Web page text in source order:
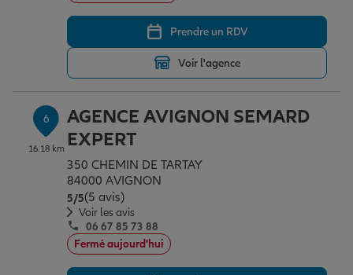
Prendre un RDV
Voir l'agence
6
16.18 km
AGENCE AVIGNON SEMARD
EXPERT
350 CHEMIN DE TARTAY
84000 AVIGNON
5/5Note de 5 sur 5
(5 avis)
Voir les avis
06 67 85 73 88
Fermé aujourd'hui